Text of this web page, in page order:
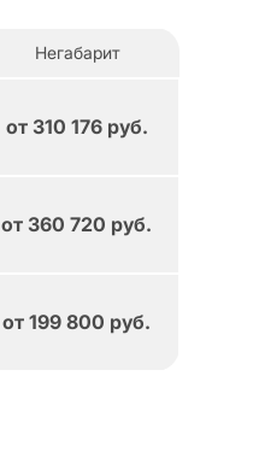
Негабарит
от 310 176 руб.
от 360 720 руб.
от 199 800 руб.